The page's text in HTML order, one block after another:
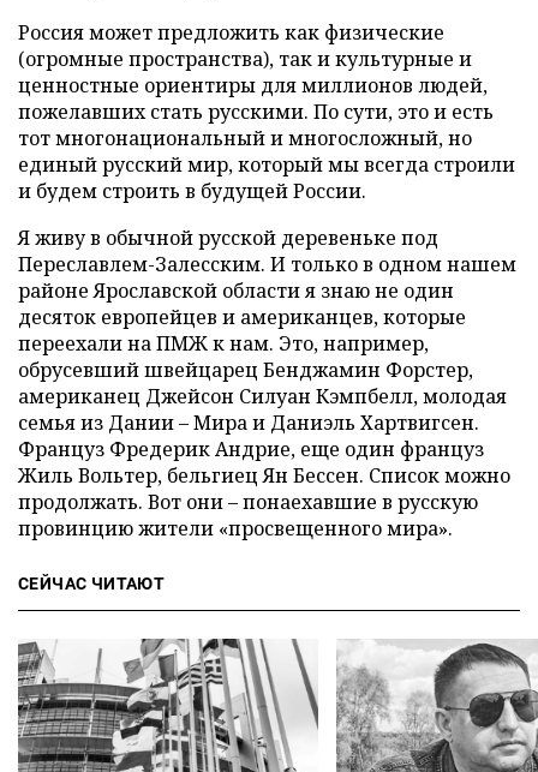
Россия может предложить как физические
(огромные пространства), так и культурные и
ценностные ориентиры для миллионов людей,
пожелавших стать русскими. По сути, это и есть
тот многонациональный и многосложный, но
единый русский мир, который мы всегда строили
и будем строить в будущей России.
Я живу в обычной русской деревеньке под
Переславлем-Залесским. И только в одном нашем
районе Ярославской области я знаю не один
десяток европейцев и американцев, которые
переехали на ПМЖ к нам. Это, например,
обрусевший швейцарец Бенджамин Форстер,
американец Джейсон Силуан Кэмпбелл, молодая
семья из Дании – Мира и Даниэль Хартвигсен.
Француз Фредерик Андрие, еще один француз
Жиль Вольтер, бельгиец Ян Бессен. Список можно
продолжать. Вот они – понаехавшие в русскую
провинцию жители «просвещенного мира».
СЕЙЧАС ЧИТАЮТ